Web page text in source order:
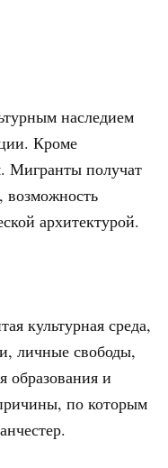
наследием
Кроме
Мигранты получат
возможность
архитектурой.
культурная среда,
личные свободы,
образования и
по которым